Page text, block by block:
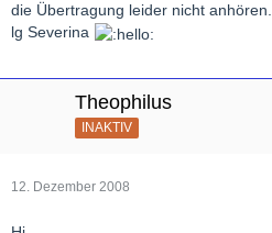
die Übertragung leider nicht anhören.
lg Severina
Theophilus
INAKTIV
12. Dezember 2008